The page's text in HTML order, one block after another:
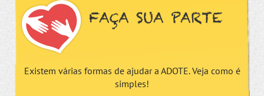
FAÇA SUA PARTE
Existem várias formas de ajudar a ADOTE. Veja como é
simples!